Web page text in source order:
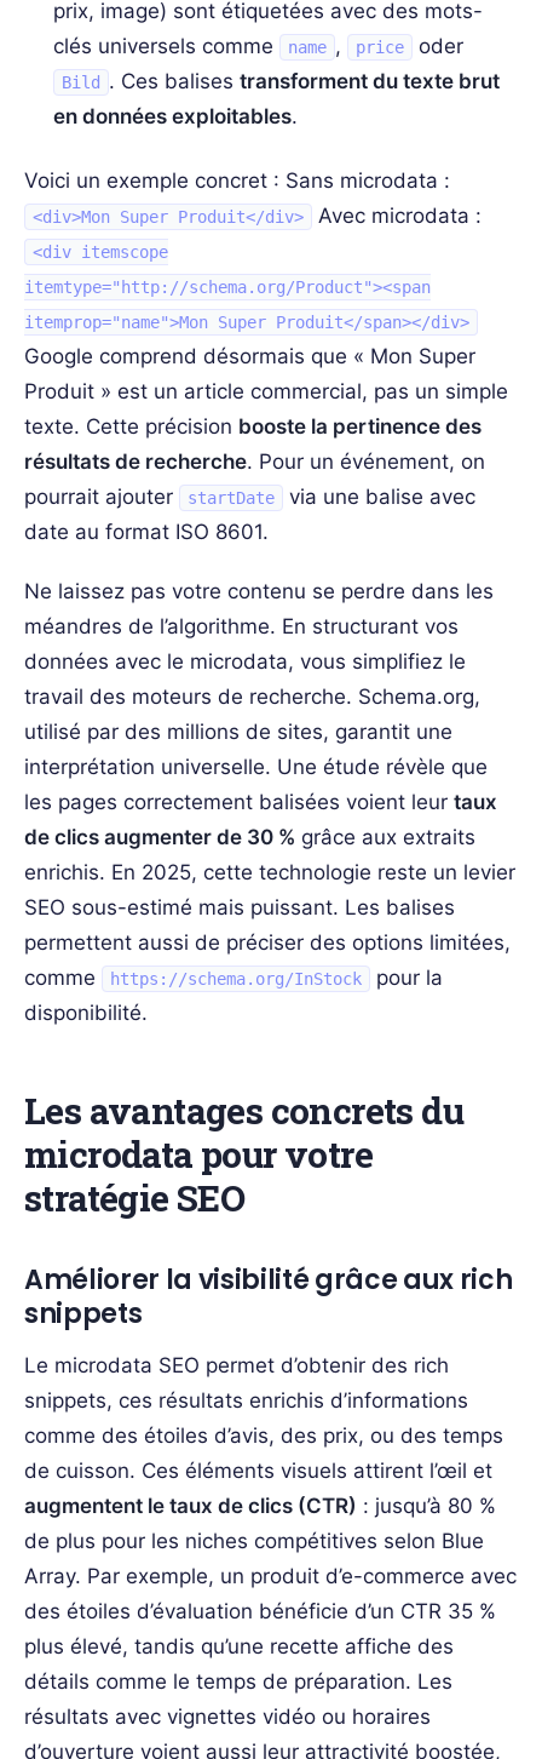
prix, image) sont étiquetées avec des mots-
clés universels comme
name , price oder
Bild . Ces balises transforment du texte brut
en données exploitables.
Voici un exemple concret : Sans microdata :
<div>Mon Super Produit</div> Avec microdata :
<div itemscope
itemtype="http://schema.org/Product"><span
itemprop="name">Mon Super Produit</span></div>
Google comprend désormais que « Mon Super
Produit » est un article commercial, pas un simple
texte. Cette précision booste la pertinence des
résultats de recherche. Pour un événement, on
pourrait ajouter
startDate via une balise avec
date au format ISO 8601.
Ne laissez pas votre contenu se perdre dans les
méandres de l’algorithme. En structurant vos
données avec le microdata, vous simplifiez le
travail des moteurs de recherche. Schema.org,
utilisé par des millions de sites, garantit une
interprétation universelle. Une étude révèle que
les pages correctement balisées voient leur taux
de clics augmenter de 30 % grâce aux extraits
enrichis. En 2025, cette technologie reste un levier
SEO sous-estimé mais puissant. Les balises
permettent aussi de préciser des options limitées,
comme
https://schema.org/InStock
pour la
disponibilité.
Les avantages concrets du
microdata pour votre
stratégie SEO
Améliorer la visibilité grâce aux rich
snippets
Le microdata SEO permet d’obtenir des rich
snippets, ces résultats enrichis d’informations
comme des étoiles d’avis, des prix, ou des temps
de cuisson. Ces éléments visuels attirent l’œil et
augmentent le taux de clics (CTR) : jusqu’à 80 %
de plus pour les niches compétitives selon Blue
Array. Par exemple, un produit d’e-commerce avec
des étoiles d’évaluation bénéficie d’un CTR 35 %
plus élevé, tandis qu’une recette affiche des
détails comme le temps de préparation. Les
résultats avec vignettes vidéo ou horaires
d’ouverture voient aussi leur attractivité boostée,